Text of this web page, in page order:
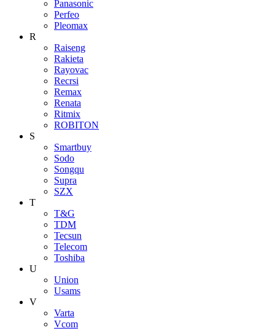
Panasonic
Perfeo
Pleomax
R
Raiseng
Rakieta
Rayovac
Recrsi
Remax
Renata
Ritmix
ROBITON
S
Smartbuy
Sodo
Songqu
Supra
SZX
T
T&G
TDM
Tecsun
Telecom
Toshiba
U
Union
Usams
V
Varta
Vcom